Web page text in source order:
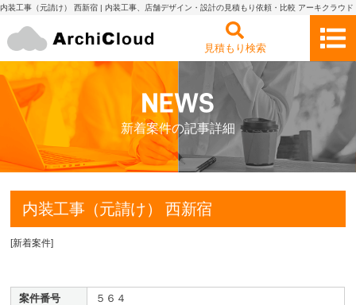
内装工事（元請け） 西新宿 | 内装工事、店舗デザイン・設計の見積もり依頼・比較 アーキクラウド
見積もり検索
新着案件の記事詳細
内装工事（元請け） 西新宿
[新着案件]
案件番号
５６４